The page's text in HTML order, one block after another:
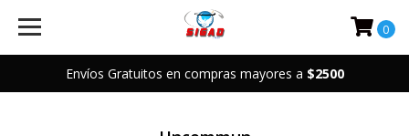
Envíos Gratuitos en compras mayores a $2500
0